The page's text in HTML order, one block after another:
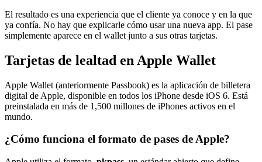
El resultado es una experiencia que el cliente ya conoce y en la que
ya confía. No hay que explicarle cómo usar una nueva app. El pase
simplemente aparece en el wallet junto a sus otras tarjetas.
Tarjetas de lealtad en Apple Wallet
Apple Wallet (anteriormente Passbook) es la aplicación de billetera
digital de Apple, disponible en todos los iPhone desde iOS 6. Está
preinstalada en más de 1,500 millones de iPhones activos en el
mundo.
¿Cómo funciona el formato de pases de Apple?